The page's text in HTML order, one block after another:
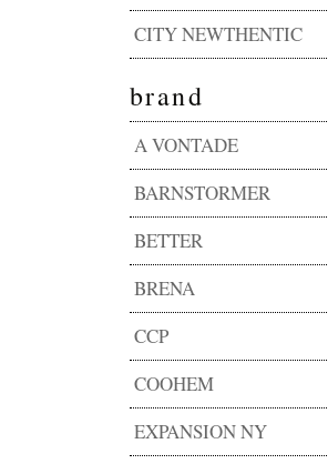
CITY NEWTHENTIC
brand
A VONTADE
BARNSTORMER
BETTER
BRENA
CCP
COOHEM
EXPANSION NY